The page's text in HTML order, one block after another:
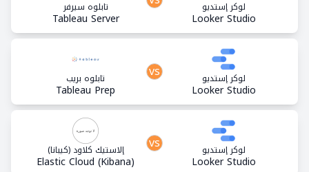
لوكر إستديو
Looker Studio
تابلوه سيرفر
Tableau Server
لوكر إستديو
Looker Studio
تابلوه بريب
Tableau Prep
vs
لوكر إستديو
Looker Studio
إلاستيك كلاود (كيبانا)
Elastic Cloud (Kibana)
vs